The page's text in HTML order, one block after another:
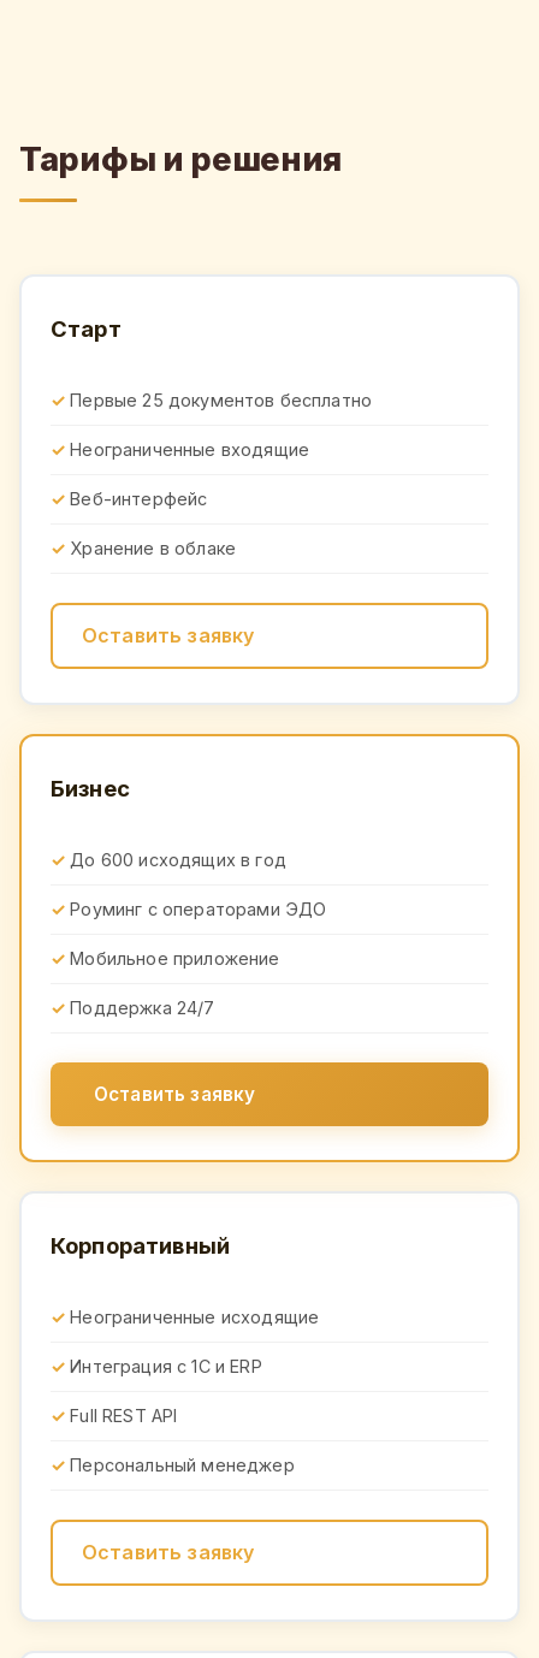
Тарифы и решения
Старт
Первые 25 документов бесплатно
Неограниченные входящие
Веб-интерфейс
Хранение в облаке
Оставить заявку
Бизнес
До 600 исходящих в год
Роуминг с операторами ЭДО
Мобильное приложение
Поддержка 24/7
Оставить заявку
Корпоративный
Неограниченные исходящие
Интеграция с 1С и ERP
Full REST API
Персональный менеджер
Оставить заявку